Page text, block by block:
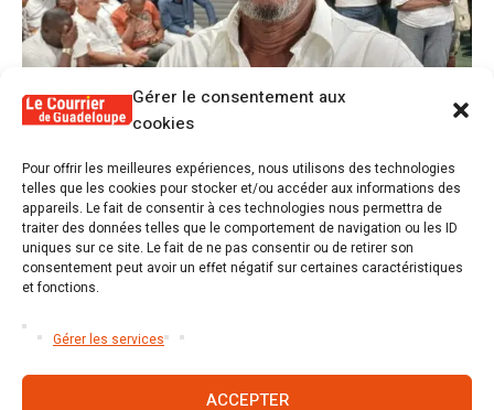
Gérer le consentement aux
cookies
Pour offrir les meilleures expériences, nous utilisons des technologies
telles que les cookies pour stocker et/ou accéder aux informations des
appareils. Le fait de consentir à ces technologies nous permettra de
traiter des données telles que le comportement de navigation ou les ID
uniques sur ce site. Le fait de ne pas consentir ou de retirer son
consentement peut avoir un effet négatif sur certaines caractéristiques
et fonctions.
Gérer les services
ACCEPTER
1 Alex Lollia : « Cédric Cornet développait
une forme de populisme qui aurait pu se
transformer en macoutisme »
2